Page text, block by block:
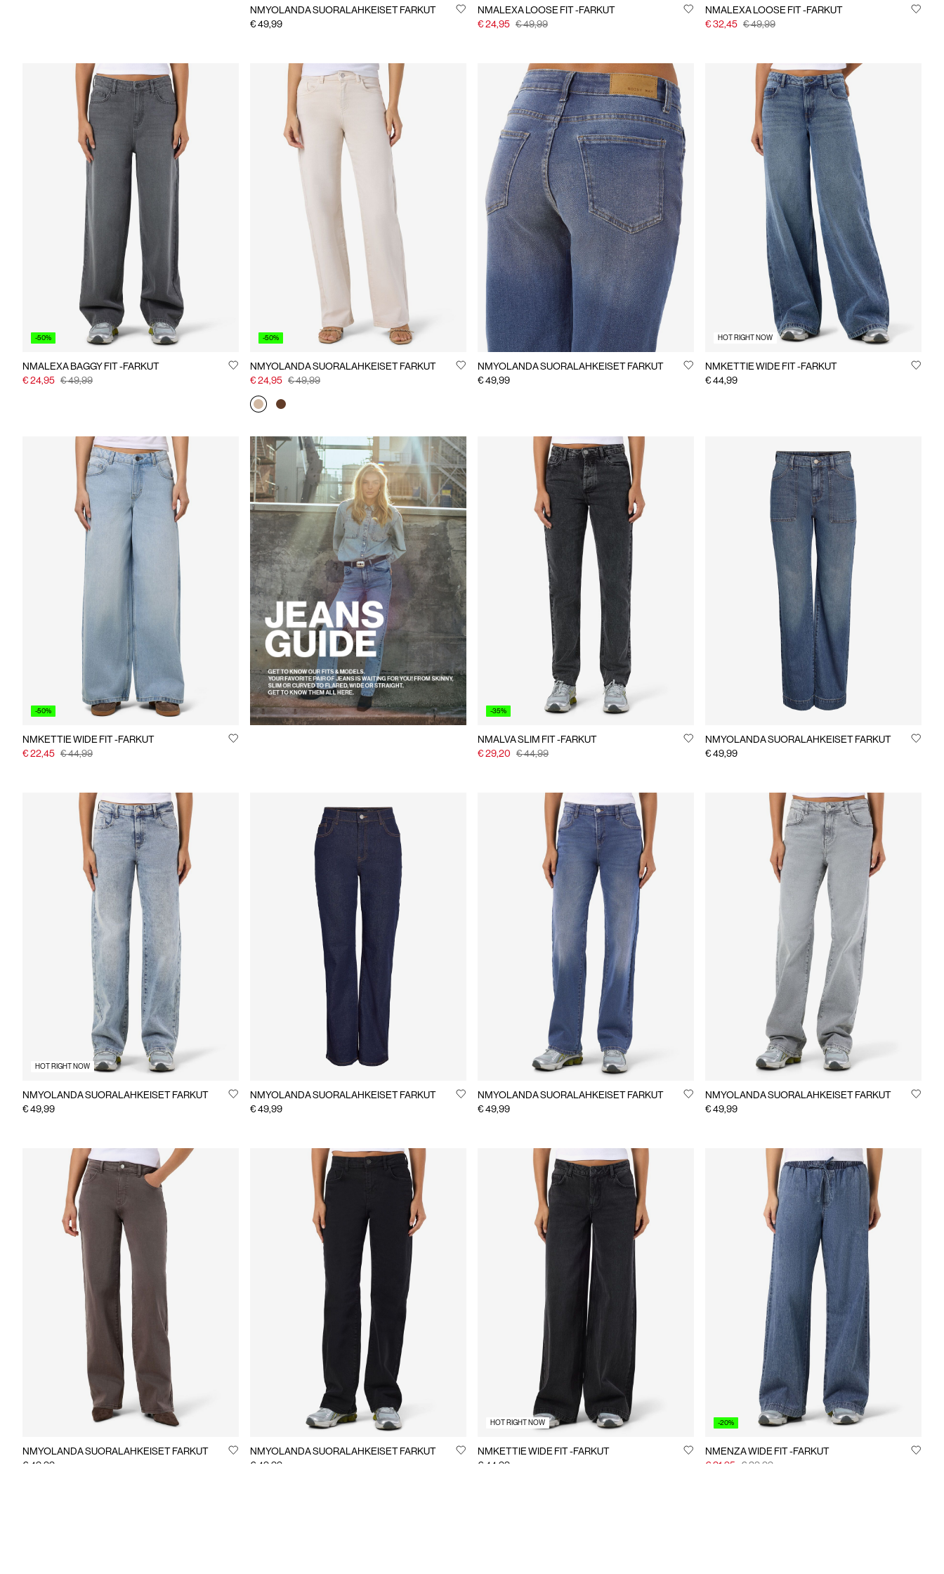
NMYOLANDA SUORALAHKEISET FARKUT
€ 49,99
NMALEXA LOOSE FIT -FARKUT
€ 24,95 € 49,99
NMALEXA LOOSE FIT -FARKUT
€ 32,45 € 49,99
-50%
NMALEXA BAGGY FIT -FARKUT
€ 24,95 € 49,99
-50%
NMYOLANDA SUORALAHKEISET FARKUT
€ 24,95 € 49,99
NMYOLANDA SUORALAHKEISET FARKUT
€ 49,99
HOT RIGHT NOW
NMKETTIE WIDE FIT -FARKUT
€ 44,99
-50%
NMKETTIE WIDE FIT -FARKUT
€ 22,45 € 44,99
https://www.noisymay.com/fi-fi/jeans-
guide.html
-35%
NMALVA SLIM FIT -FARKUT
€ 29,20 € 44,99
NMYOLANDA SUORALAHKEISET FARKUT
€ 49,99
HOT RIGHT NOW
NMYOLANDA SUORALAHKEISET FARKUT
€ 49,99
NMYOLANDA SUORALAHKEISET FARKUT
€ 49,99
NMYOLANDA SUORALAHKEISET FARKUT
€ 49,99
NMYOLANDA SUORALAHKEISET FARKUT
€ 49,99
NMYOLANDA SUORALAHKEISET FARKUT
€ 49,99
NMYOLANDA SUORALAHKEISET FARKUT
€ 49,99
HOT RIGHT NOW
NMKETTIE WIDE FIT -FARKUT
€ 44,99
-20%
NMENZA WIDE FIT -FARKUT
€ 31,95
€ 39,99